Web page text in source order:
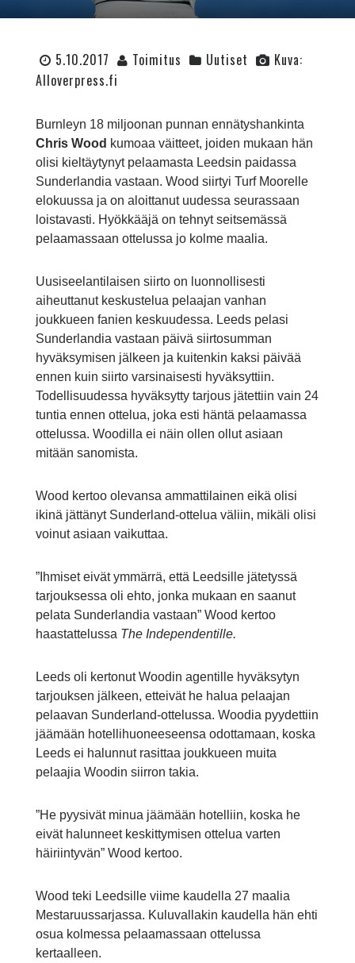
5.10.2017 Toimitus Uutiset
Kuva:
Alloverpress.fi
Burnleyn 18 miljoonan punnan ennätyshankinta
Chris Wood kumoaa väitteet, joiden mukaan hän
olisi kieltäytynyt pelaamasta Leedsin paidassa
Sunderlandia vastaan. Wood siirtyi Turf Moorelle
elokuussa ja on aloittanut uudessa seurassaan
loistavasti. Hyökkääjä on tehnyt seitsemässä
pelaamassaan ottelussa jo kolme maalia.
Uusiseelantilaisen siirto on luonnollisesti
aiheuttanut keskustelua pelaajan vanhan
joukkueen fanien keskuudessa. Leeds pelasi
Sunderlandia vastaan päivä siirtosumman
hyväksymisen jälkeen ja kuitenkin kaksi päivää
ennen kuin siirto varsinaisesti hyväksyttiin.
Todellisuudessa hyväksytty tarjous jätettiin vain 24
tuntia ennen ottelua, joka esti häntä pelaamassa
ottelussa. Woodilla ei näin ollen ollut asiaan
mitään sanomista.
Wood kertoo olevansa ammattilainen eikä olisi
ikinä jättänyt Sunderland-ottelua väliin, mikäli olisi
voinut asiaan vaikuttaa.
”Ihmiset eivät ymmärrä, että Leedsille jätetyssä
tarjouksessa oli ehto, jonka mukaan en saanut
pelata Sunderlandia vastaan” Wood kertoo
haastattelussa The Independentille.
Leeds oli kertonut Woodin agentille hyväksytyn
tarjouksen jälkeen, etteivät he halua pelaajan
pelaavan Sunderland-ottelussa. Woodia pyydettiin
jäämään hotellihuoneeseensa odottamaan, koska
Leeds ei halunnut rasittaa joukkueen muita
pelaajia Woodin siirron takia.
”He pyysivät minua jäämään hotelliin, koska he
eivät halunneet keskittymisen ottelua varten
häiriintyvän” Wood kertoo.
Wood teki Leedsille viime kaudella 27 maalia
Mestaruussarjassa. Kuluvallakin kaudella hän ehti
osua kolmessa pelaamassaan ottelussa
kertaalleen.